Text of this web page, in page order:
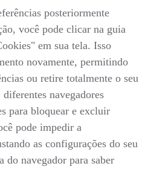
posteriormente
você pode clicar na guia
em sua tela. Isso
novamente, permitindo
ou retire totalmente o seu
navegadores
para bloquear e excluir
pode impedir a
as configurações do seu
do navegador para saber